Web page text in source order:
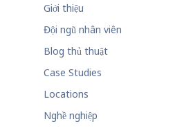
Giới thiệu
Đội ngũ nhân viên
Blog thủ thuật
Case Studies
Locations
Nghề nghiệp